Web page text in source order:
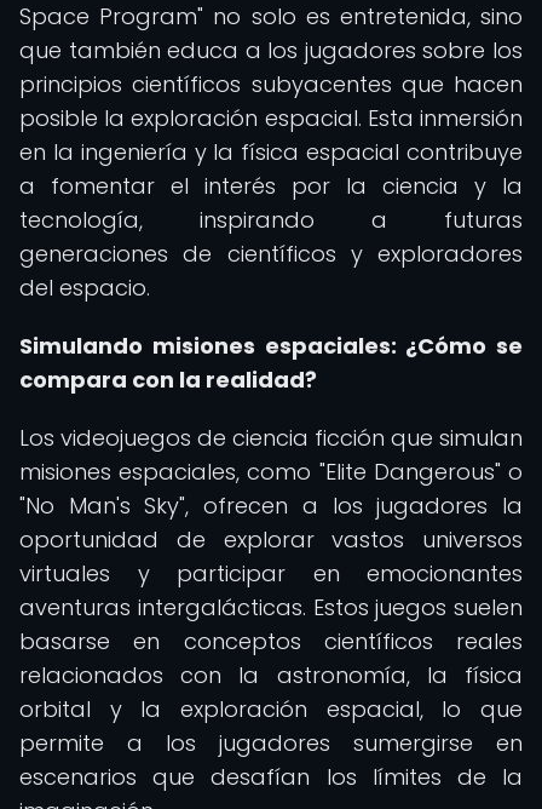
Space Program" no solo es entretenida, sino
que también educa a los jugadores sobre los
principios científicos subyacentes que hacen
posible la exploración espacial. Esta inmersión
en la ingeniería y la física espacial contribuye
a fomentar el interés por la ciencia y la
tecnología, inspirando a futuras
generaciones de científicos y exploradores
del espacio.
Simulando misiones espaciales: ¿Cómo se
compara con la realidad?
Los videojuegos de ciencia ficción que simulan
misiones espaciales, como "Elite Dangerous" o
"No Man's Sky", ofrecen a los jugadores la
oportunidad de explorar vastos universos
virtuales y participar en emocionantes
aventuras intergalácticas. Estos juegos suelen
basarse en conceptos científicos reales
relacionados con la astronomía, la física
orbital y la exploración espacial, lo que
permite a los jugadores sumergirse en
escenarios que desafían los límites de la